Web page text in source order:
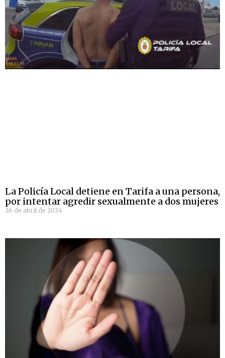
La Policía Local detiene en Tarifa a una persona,
por intentar agredir sexualmente a dos mujeres
26 de abril de 2024